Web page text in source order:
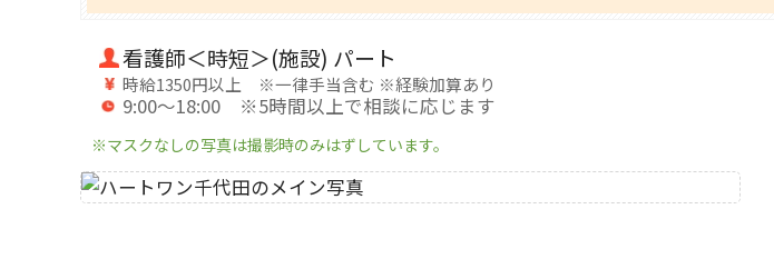
看護師＜時短＞(施設) パート
時給1350円以上 ※一律手当含む ※経験加算あり
9:00～18:00 ※5時間以上で相談に応じます
※マスクなしの写真は撮影時のみはずしています。